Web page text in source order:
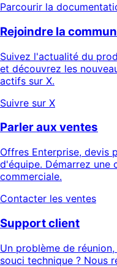
Parcourir la
Rejoindre la
Suivez l'actualité du
et découvrez les
actifs sur X.
Suivre sur X
Parler aux ventes
Offres Enterprise, devis
d'équipe. Démarrez une
commerciale.
Contacter les ventes
Support client
Un problème de
souci technique ? Nous